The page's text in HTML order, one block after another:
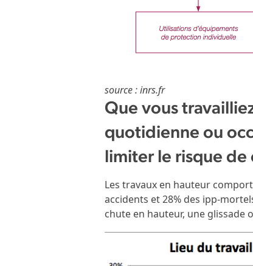
source : inrs.fr
Que vous
quotidienne ou
limiter le risque de
Les travaux en hauteur
accidents et 28% des ipp-
chute en hauteur, une glissade